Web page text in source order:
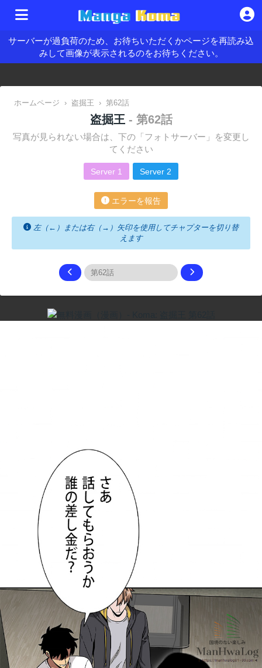
サーバーが過負荷のため、お待ちいただくかページを再読み込
みして画像が表示されるのをお待ちください。
ホームページ › 盗掘王 › 第62話
盗掘王 - 第62話
写真が見られない場合は、下の「フォトサーバー」を変更し
てください
Server 1 Server 2
エラーを報告
左（←）または右（→）矢印を使用してチャプターを切り替
えます